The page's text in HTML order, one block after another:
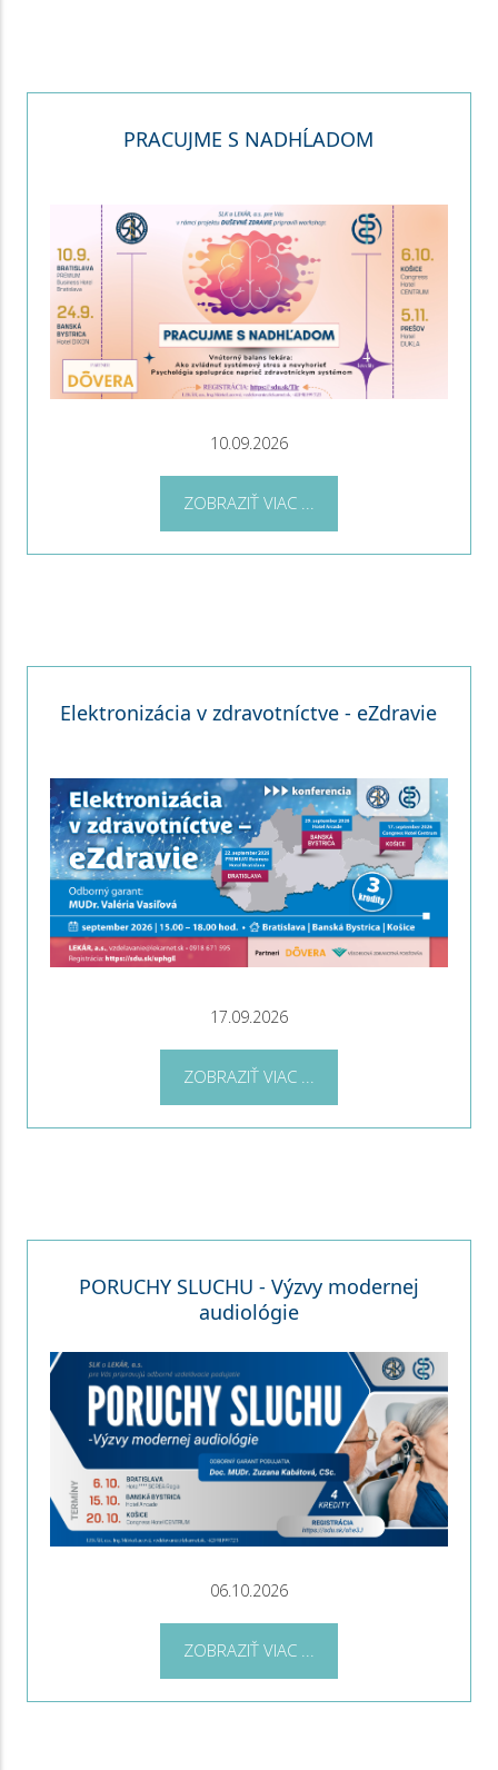
PRACUJME S NADHĹADOM
10.09.2026
ZOBRAZIŤ VIAC ...
Elektronizácia v zdravotníctve - eZdravie
17.09.2026
ZOBRAZIŤ VIAC ...
PORUCHY SLUCHU - Výzvy modernej
audiológie
06.10.2026
ZOBRAZIŤ VIAC ...